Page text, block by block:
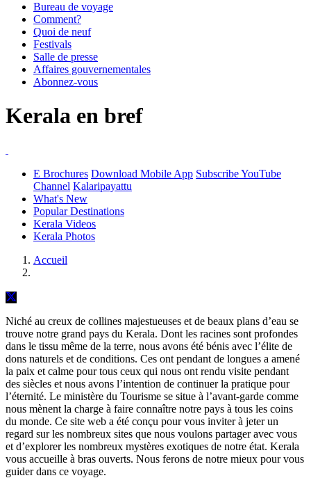
Bureau de voyage
Comment?
Quoi de neuf
Festivals
Salle de presse
Affaires gouvernementales
Abonnez-vous
Kerala en bref
E Brochures Download Mobile App Subscribe YouTube
Channel Kalaripayattu
What's New
Popular Destinations
Kerala Videos
Kerala Photos
Accueil
Niché au creux de collines majestueuses et de beaux plans d’eau se
trouve notre grand pays du Kerala. Dont les racines sont profondes
dans le tissu même de la terre, nous avons été bénis avec l’élite de
dons naturels et de conditions. Ces ont pendant de longues a amené
la paix et calme pour tous ceux qui nous ont rendu visite pendant
des siècles et nous avons l’intention de continuer la pratique pour
l’éternité. Le ministère du Tourisme se situe à l’avant-garde comme
nous mènent la charge à faire connaître notre pays à tous les coins
du monde. Ce site web a été conçu pour vous inviter à jeter un
regard sur les nombreux sites que nous voulons partager avec vous
et d’explorer les nombreux mystères exotiques de notre état. Kerala
vous accueille à bras ouverts. Nous ferons de notre mieux pour vous
guider dans ce voyage.